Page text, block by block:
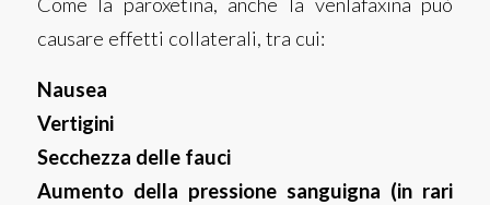
Come la paroxetina, anche la venlafaxina può
causare effetti collaterali, tra cui:
Nausea
Vertigini
Secchezza delle fauci
Aumento della pressione sanguigna (in rari